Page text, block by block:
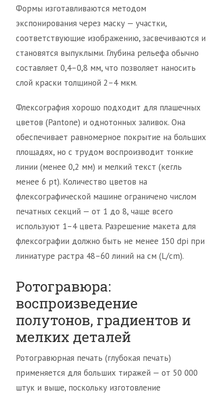
Формы изготавливаются методом
экспонирования через маску — участки,
соответствующие изображению, засвечиваются и
становятся выпуклыми. Глубина рельефа обычно
составляет 0,4–0,8 мм, что позволяет наносить
слой краски толщиной 2–4 мкм.
Флексография хорошо подходит для плашечных
цветов (Pantone) и однотонных заливок. Она
обеспечивает равномерное покрытие на больших
площадях, но с трудом воспроизводит тонкие
линии (менее 0,2 мм) и мелкий текст (кегль
менее 6 pt). Количество цветов на
флексографической машине ограничено числом
печатных секций — от 1 до 8, чаще всего
используют 1–4 цвета. Разрешение макета для
флексографии должно быть не менее 150 dpi при
линиатуре растра 48–60 линий на см (L/cm).
Ротогравюра:
воспроизведение
полутонов, градиентов и
мелких деталей
Ротогравюрная печать (глубокая печать)
применяется для больших тиражей — от 50 000
штук и выше, поскольку изготовление